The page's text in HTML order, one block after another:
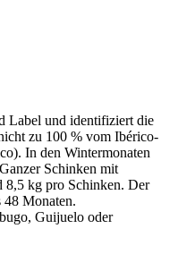
Label und identifiziert die
zu 100 % vom Ibérico-
In den Wintermonaten
Schinken mit
8,5 kg pro Schinken. Der
48 Monaten.
Guijuelo oder